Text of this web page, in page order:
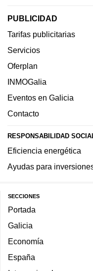
PUBLICIDAD
Tarifas publicitarias
Servicios
Oferplan
INMOGalia
Eventos en Galicia
Contacto
RESPONSABILIDAD
Eficiencia energética
Ayudas para
SECCIONES
Portada
Galicia
Economía
España